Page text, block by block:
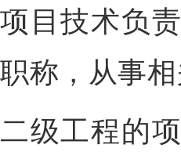
项目技术负
职称，从事
二级工程的